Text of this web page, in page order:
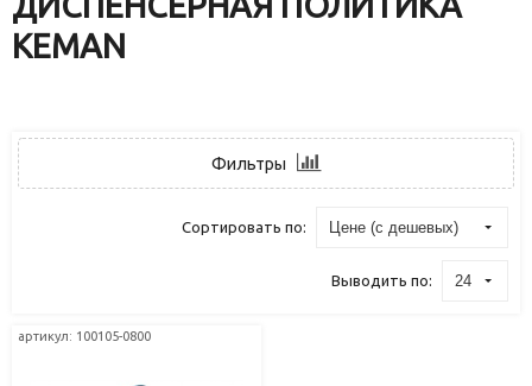
KEMAN
Фильтры
Сортировать по: Цене (с дешевых)
Выводить по: 24
артикул: 100105-0800